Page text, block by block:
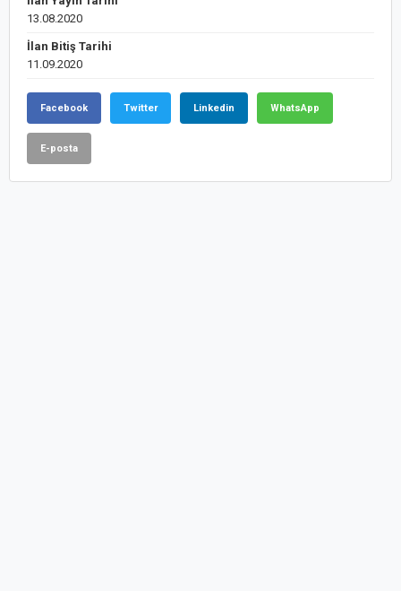
13.08.2020
İlan Bitiş Tarihi
11.09.2020
Facebook Twitter Linkedin WhatsApp
E-posta